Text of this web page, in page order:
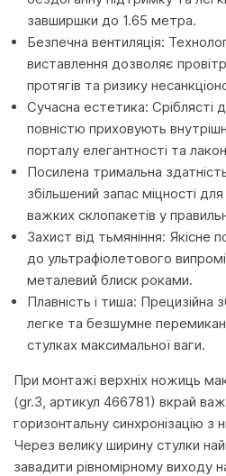
завширшки до 1.65 метра.
Безпечна вентиляція:
виставлення дозволяє
протягів та ризику
Сучасна естетика: Сріблясті
повністю приховують
порталу елегантності та
Посилена тримальна
збільшений запас міцності
важких склопакетів у
Захист від тьмяніння: Якісне
до ультрафіолетового
металевий блиск роками.
Плавність і тиша: Прецизійна
легке та безшумне
стулках максимальної ваги.
При монтажі верхніх ножиць
(gr.3, артикул 466781) вкрай
горизонтальну синхронізацію з
Через велику ширину стулки
завадити рівномірному виходу